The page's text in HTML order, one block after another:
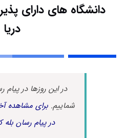
دانشگاه های دارای
درﻳﺎ
در این روزها در پیام
شماییم.برای مشاهده
در پیام رسان